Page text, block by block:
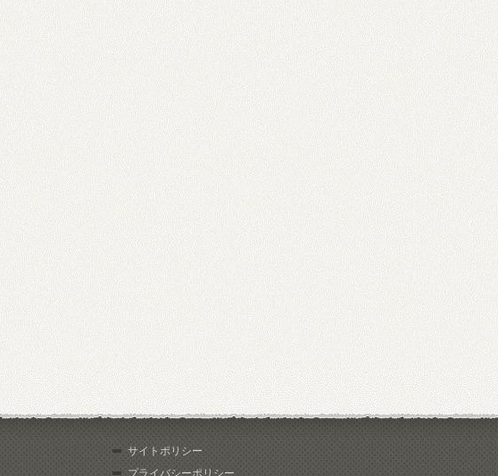
サイトポリシー
プライバシーポリシー